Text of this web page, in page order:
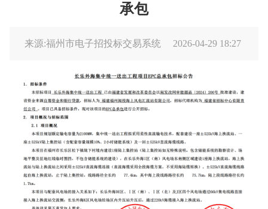
承包
来源:福州市电子招投标交易系统 2026-04-29 18:27